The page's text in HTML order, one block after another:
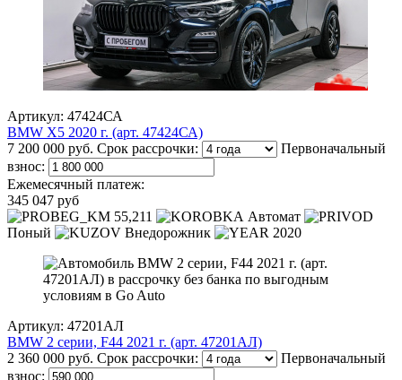
Артикул: 47424СА
BMW X5 2020 г. (арт. 47424СА)
7 200 000 руб. Срок рассрочки:
Первоначальный
взнос:
Ежемесячный платеж:
345 047 руб
55,211
Автомат
Поный
Внедорожник 2020
Артикул: 47201АЛ
BMW 2 серии, F44 2021 г. (арт. 47201АЛ)
2 360 000 руб. Срок рассрочки:
Первоначальный
взнос: